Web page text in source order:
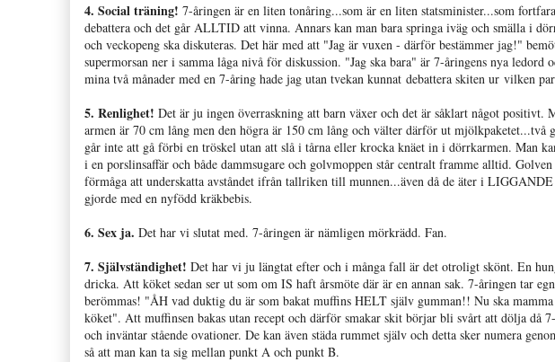
4. Social träning! 7-åringen är en liten tonåring...som är en liten statsminister...som
debattera och det går ALLTID att vinna. Annars kan man bara springa iväg och smälla i
och veckopeng ska diskuteras. Det här med att "Jag är vuxen - därför bestämmer jag!"
supermorsan ner i samma låga nivå för diskussion. "Jag ska bara" är 7-åringens nya
mina två månader med en 7-åring hade jag utan tvekan kunnat debattera skiten ur vilken
5. Renlighet! Det är ju ingen överraskning att barn växer och det är såklart något positivt.
armen är 70 cm lång men den högra är 150 cm lång och välter därför ut mjölkpaketet...två
går inte att gå förbi en tröskel utan att slå i tårna eller krocka knäet in i dörrkarmen. Man
i en porslinsaffär och både dammsugare och golvmoppen står centralt framme alltid.
förmåga att underskatta avståndet ifrån tallriken till munnen...även då de äter i
gjorde med en nyfödd kräkbebis.
6. Sex ja. Det har vi slutat med. 7-åringen är nämligen mörkrädd. Fan.
7. Självständighet! Det har vi ju längtat efter och i många fall är det otroligt skönt. En
dricka. Att köket sedan ser ut som om IS haft årsmöte där är en annan sak. 7-åringen tar
berömmas! "ÅH vad duktig du är som bakat muffins HELT själv gumman!! Nu ska
köket". Att muffinsen bakas utan recept och därför smakar skit börjar bli svårt att dölja då
och inväntar stående ovationer. De kan även städa rummet själv och detta sker numera
så att man kan ta sig mellan punkt A och punkt B.